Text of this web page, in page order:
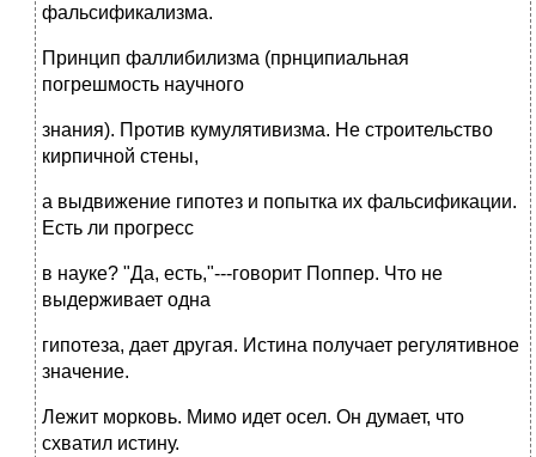
фальсификализма.
Принцип фаллибилизма (прнципиальная
погрешмость научного
знания). Против кумулятивизма. Не строительство
кирпичной стены,
а выдвижение гипотез и попытка их фальсификации.
Есть ли прогресс
в науке? "Да, есть,"---говорит Поппер. Что не
выдерживает одна
гипотеза, дает другая. Истина получает регулятивное
значение.
Лежит морковь. Мимо идет осел. Он думает, что
схватил истину.